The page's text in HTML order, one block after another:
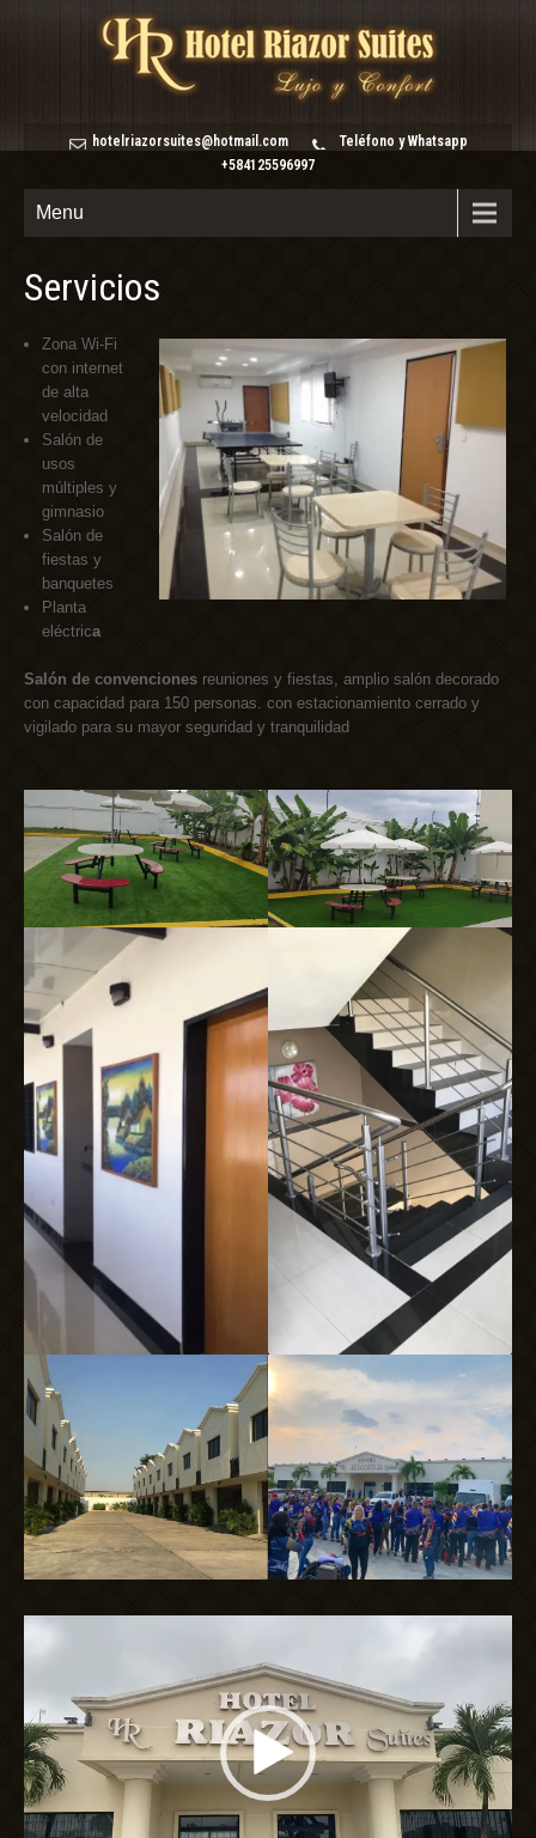
hotelriazorsuites@hotmail.com
Teléfono y Whatsapp
+584125596997
Menu
Servicios
Zona Wi-Fi
con internet
de alta
velocidad
Salón de
usos
múltiples y
gimnasio
Salón de
fiestas y
banquetes
Planta
eléctrica
Salón de convenciones reuniones y fiestas, amplio salón decorado
con capacidad para 150 personas. con estacionamiento cerrado y
vigilado para su mayor seguridad y tranquilidad